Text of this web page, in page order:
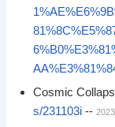
Cosmic
s/231103i --